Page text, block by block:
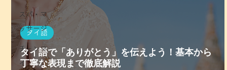
スパ・マ
ッサージ
チェンマ
イ
タイ語で「ありがとう」を伝えよう！基本から
丁寧な表現まで徹底解説
タイ語